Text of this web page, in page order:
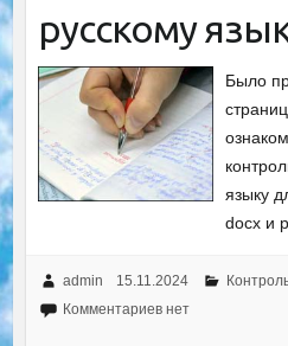
русскому
Было
языку
docx и
admin 15.11.2024
Комментариев нет